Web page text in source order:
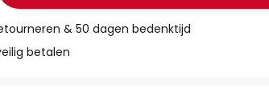
& 50 dagen bedenktijd
betalen